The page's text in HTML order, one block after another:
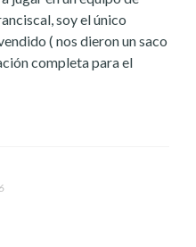
soy el único
( nos dieron un saco
completa para el